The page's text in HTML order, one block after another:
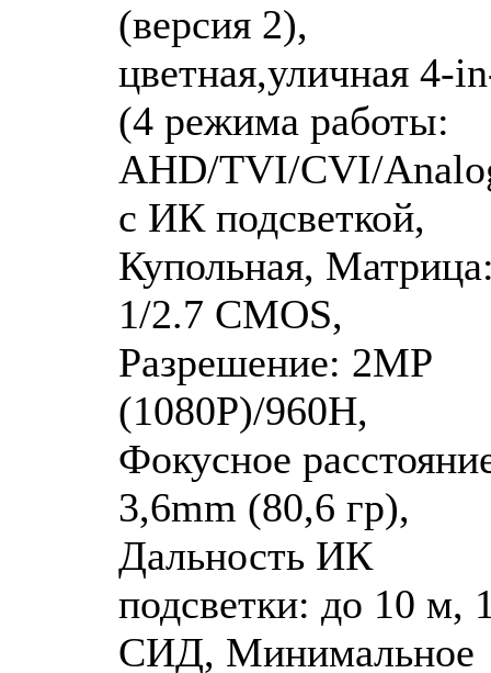
(версия 2),
цветная,уличная 4-
(4 режима работы:
AHD/TVI/CVI/
с ИК подсветкой,
Купольная,
1/2.7 CMOS,
Разрешение: 2MP
(1080P)/960H,
Фокусное
3,6mm (80,6 гр),
Дальность ИК
подсветки: до 10 м,
СИД, Минимальное